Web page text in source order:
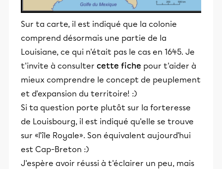
Sur ta carte, il est indiqué que la colonie
comprend désormais une partie de la
Louisiane, ce qui n'était pas le cas en 1645. Je
t'invite à consulter cette fiche pour t'aider à
mieux comprendre le concept de peuplement
et d'expansion du territoire! :)
Si ta question porte plutôt sur la forteresse
de Louisbourg, il est indiqué qu'elle se trouve
sur «l'île Royale». Son équivalent aujourd'hui
est Cap-Breton :)
J'espère avoir réussi à t'éclairer un peu, mais